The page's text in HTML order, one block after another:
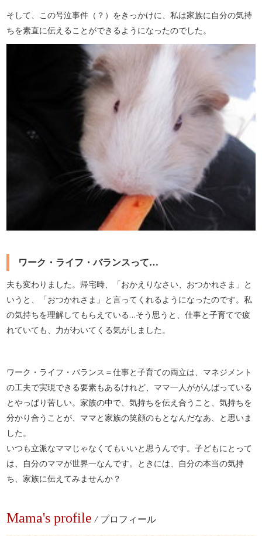
そして、この号泣事件（？）をきっかけに、私は家族に自分の気持
ちを素直に伝えることができるようになったのでした。
ワーク・ライフ・バランスって…
夫も変わりました。帰宅時、「おかえりなさい、おつかれさま」と
いうと、「おつかれさま」と言ってくれるようになったのです。私
の気持ちを理解してもらえている…そう思うと、仕事と子育てで疲
れていても、力がわいてくる気がしました。
ワーク・ライフ・バランス＝仕事と子育ての両立は、マネジメント
の工夫で実現できる要素もあるけれど、ママ一人ががんばっている
とやっぱり苦しい。家族の中で、気持ちを伝え合うこと、気持ちを
分かり合うことが、ママと家族の笑顔のもとなんだなあ、と思いま
した。
いつも立派なママじゃなくてもいいと思うんです。子どもにとって
は、自分のママが世界一なんです。ときには、自分の本当の気持
ち、家族に伝えてみませんか？
Mama's profile / プロフィール